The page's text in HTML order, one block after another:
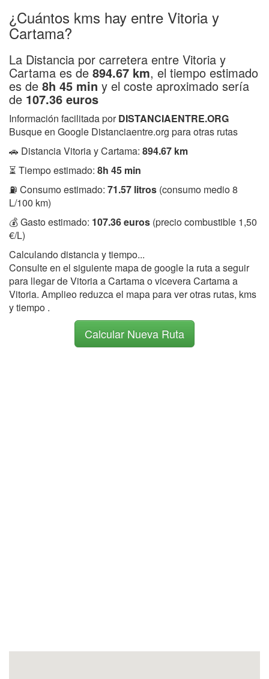
¿Cuántos kms hay entre Vitoria y
Cartama?
La Distancia por carretera entre Vitoria y
Cartama es de 894.67 km, el tiempo estimado
es de 8h 45 min y el coste aproximado sería
de 107.36 euros
Información facilitada porDISTANCIAENTRE.ORG
Busque en Google Distanciaentre.org para otras rutas
🚗 Distancia Vitoria y Cartama: 894.67 km
⏳ Tiempo estimado: 8h 45 min
⛽ Consumo estimado: 71.57 litros (consumo medio 8
L/100 km)
💰 Gasto estimado: 107.36 euros (precio combustible 1,50
€/L)
Calculando distancia y tiempo...
Consulte en el siguiente mapa de google la ruta a seguir
para llegar de Vitoria a Cartama o vicevera Cartama a
Vitoria. Amplieo reduzca el mapa para ver otras rutas, kms
y tiempo .
Calcular Nueva Ruta